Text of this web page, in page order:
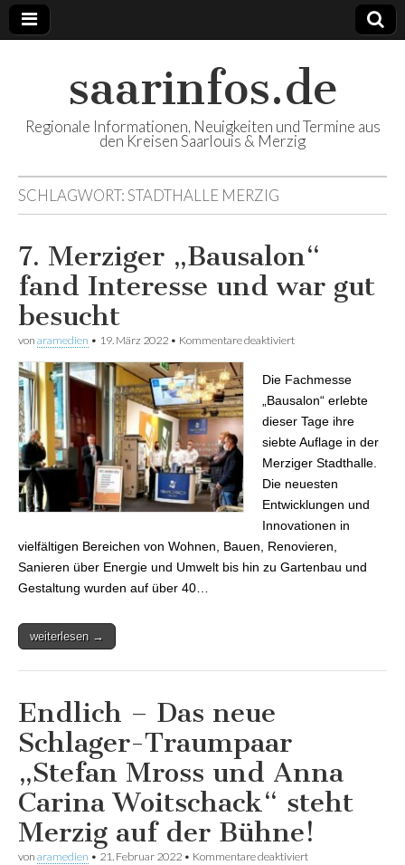
saarinfos.de
Regionale Informationen, Neuigkeiten und Termine aus
den Kreisen Saarlouis & Merzig
SCHLAGWORT:STADTHALLE MERZIG
7. Merziger „Bausalon“
fand Interesse und war gut
besucht
von aramedien • 19. März 2022 • Kommentare deaktiviert
besucht
Die Fachmesse
„Bausalon“ erlebte
dieser Tage ihre
siebte Auflage in der
Merziger Stadthalle.
Die neuesten
Entwicklungen und
Innovationen in
vielfältigen Bereichen von Wohnen, Bauen, Renovieren,
Sanieren über Energie und Umwelt bis hin zu Gartenbau und
Gestaltung wurden auf über 40…
weiterlesen →
Endlich – Das neue
Schlager-Traumpaar
„Stefan Mross und Anna
Carina Woitschack“ steht
Merzig auf der Bühne!
von aramedien • 21. Februar 2022 • Kommentare deaktiviert